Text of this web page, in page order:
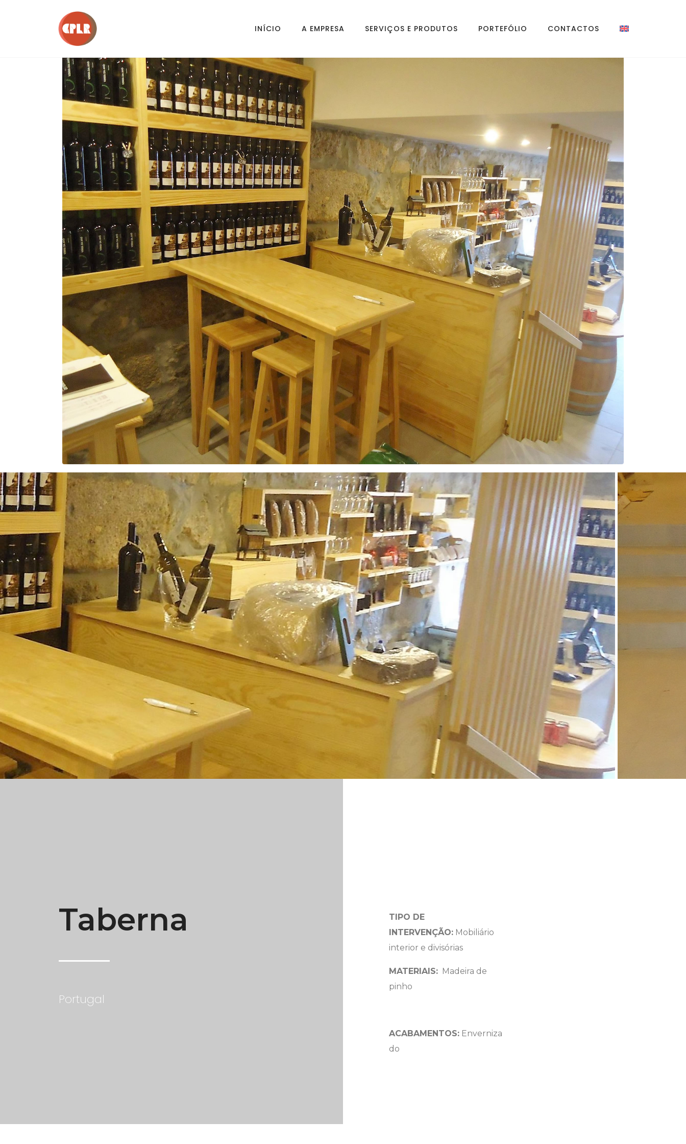
INÍCIO A EMPRESA SERVIÇOS E PRODUTOS PORTEFÓLIO CONTACTOS
Taberna
Taberna
Portugal
TIPO DE
INTERVENÇÃO: Mobiliário
interior e divisórias
MATERIAIS: Madeira de
pinho
ACABAMENTOS: Enverniza
do